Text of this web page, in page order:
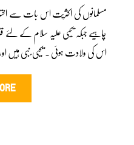
مسلمانوں کی اکثریت اس بات سے
چاہیے جبکہ یحیی علیہ سلام کے
اس کی ولادت ہوئی ۔ یحیی ؑ نبی